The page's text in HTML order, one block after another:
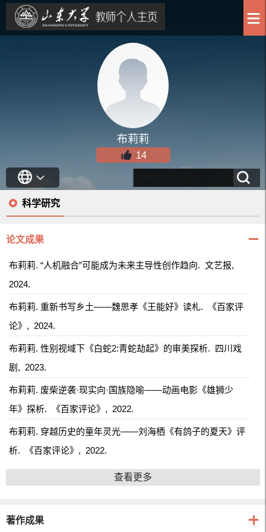
布莉莉
14
科学研究
论文成果
布莉莉. “人机融合”可能成为未来主导性创作趋向. 文艺报,
2024.
布莉莉. 重新书写乡土——魏思孝《王能好》读札.
《百家评
论》, 2024.
布莉莉. 性别视域下《白蛇2:青蛇劫起》的审美探析. 四川戏
剧, 2023.
布莉莉. 废柴逆袭·现实向·国族隐喻——动画电影《雄狮少
年》探析.
《百家评论》, 2022.
布莉莉. 穿越历史的童年灵光——刘海栖《有鸽子的夏天》评
析.
《百家评论》, 2022.
查看更多
著作成果